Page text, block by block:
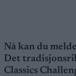
Nå kan du
Det
Classics